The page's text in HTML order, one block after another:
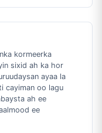
kormeerka
sixid ah ka hor
ayaa la
cayiman oo lagu
ah ee
ee